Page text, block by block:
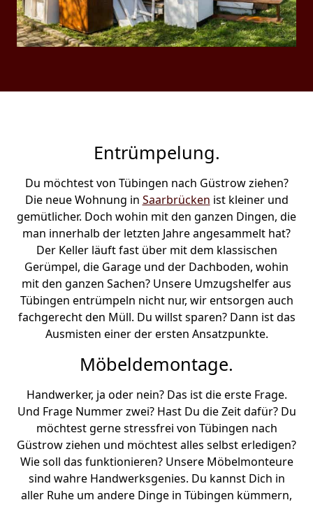
Entrümpelung.
Du möchtest von Tübingen nach Güstrow ziehen?
Die neue Wohnung in Saarbrücken ist kleiner und
gemütlicher. Doch wohin mit den ganzen Dingen, die
man innerhalb der letzten Jahre angesammelt hat?
Der Keller läuft fast über mit dem klassischen
Gerümpel, die Garage und der Dachboden, wohin
mit den ganzen Sachen? Unsere Umzugshelfer aus
Tübingen entrümpeln nicht nur, wir entsorgen auch
fachgerecht den Müll. Du willst sparen? Dann ist das
Ausmisten einer der ersten Ansatzpunkte.
Möbeldemontage.
Handwerker, ja oder nein? Das ist die erste Frage.
Und Frage Nummer zwei? Hast Du die Zeit dafür? Du
möchtest gerne stressfrei von Tübingen nach
Güstrow ziehen und möchtest alles selbst erledigen?
Wie soll das funktionieren? Unsere Möbelmonteure
sind wahre Handwerksgenies. Du kannst Dich in
aller Ruhe um andere Dinge in Tübingen kümmern,